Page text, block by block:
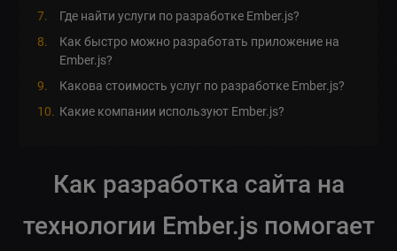
Где найти услуги по разработке Ember.js?
Как быстро можно разработать приложение на
Ember.js?
Какова стоимость услуг по разработке Ember.js?
Какие компании используют Ember.js?
Как разработка сайта на
технологии Ember.js помогает